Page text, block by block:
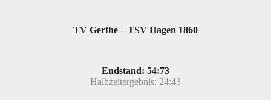
TV Gerthe – TSV Hagen 1860
Endstand: 54:73
Halbzeitergebnis: 24:43